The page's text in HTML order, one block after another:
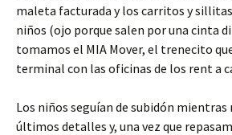
maleta facturada y los carritos y
niños (ojo porque salen por una cinta
tomamos el MIA Mover, el trenecito
terminal con las oficinas de los rent a
Los niños seguían de subidón
últimos detalles y, una vez que